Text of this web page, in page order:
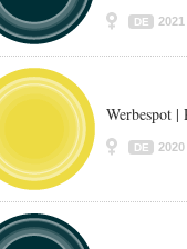
DE 2021
Werbespot |
DE 2020